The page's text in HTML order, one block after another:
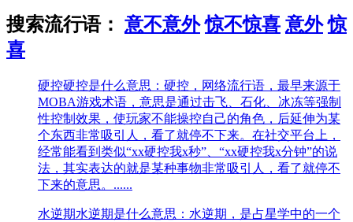
搜索流行语： 意不意外 惊不惊喜 意外 惊
喜
硬控硬控是什么意思：硬控，网络流行语，最早来源于
MOBA游戏术语，意思是通过击飞、石化、冰冻等强制
性控制效果，使玩家不能操控自己的角色，后延伸为某
个东西非常吸引人，看了就停不下来。在社交平台上，
经常能看到类似“xx硬控我x秒”、“xx硬控我x分钟”的说
法，其实表达的就是某种事物非常吸引人，看了就停不
下来的意思。......
水逆期水逆期是什么意思：水逆期，是占星学中的一个